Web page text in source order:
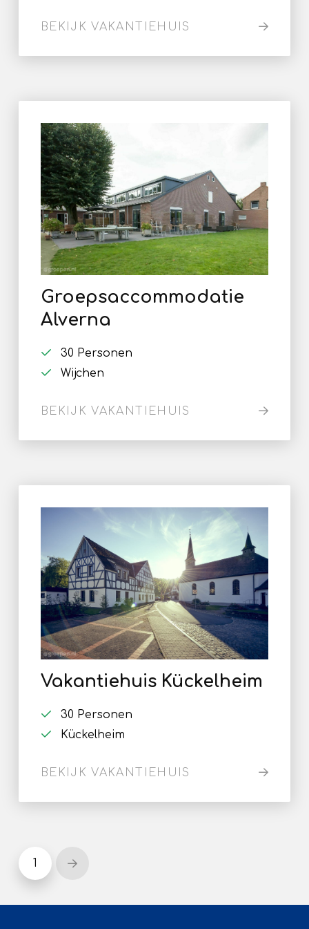
BEKIJK VAKANTIEHUIS
Groepsaccommodatie
Alverna
30 Personen
Wijchen
BEKIJK VAKANTIEHUIS
Vakantiehuis Kückelheim
30 Personen
Kückelheim
BEKIJK VAKANTIEHUIS
1 Next